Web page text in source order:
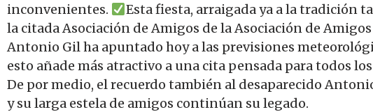
inconvenientes.
Esta fiesta, arraigada ya a la tradición
la citada Asociación de Amigos de la Asociación de
Antonio Gil ha apuntado hoy a las previsiones
esto añade más atractivo a una cita pensada para todos
De por medio, el recuerdo también al desaparecido
y su larga estela de amigos continúan su legado.